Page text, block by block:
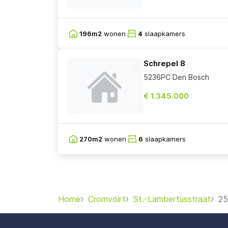
196m2 wonen 4 slaapkamers
Schrepel 8
5236PC Den Bosch
€ 1.345.000
270m2 wonen 6 slaapkamers
Home Cromvoirt St.-Lambertusstraat 25